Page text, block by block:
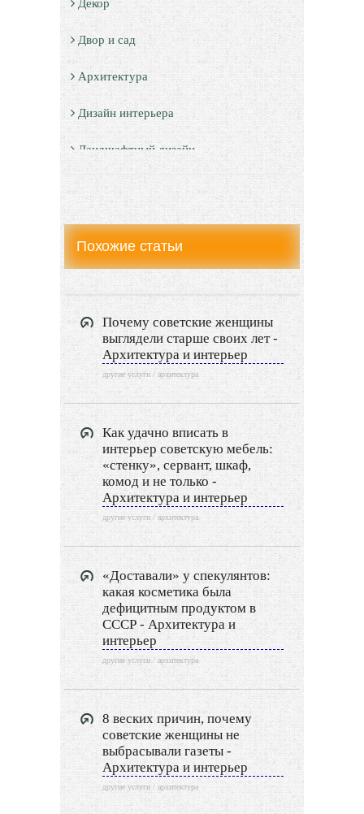
Декор
Двор и сад
Архитектура
Дизайн интерьера
Ландшафтный дизайн
LIMITED EDITION
Видео новости
Дизайн разное
Другие услуги
Похожие статьи
Почему советские женщины
выглядели старше своих лет -
Архитектура и интерьер
другие услуги / архитектура
Как удачно вписать в
интерьер советскую мебель:
«стенку», сервант, шкаф,
комод и не только -
Архитектура и интерьер
другие услуги / архитектура
«Доставали» у спекулянтов:
какая косметика была
дефицитным продуктом в
СССР - Архитектура и
интерьер
другие услуги / архитектура
8 веских причин, почему
советские женщины не
выбрасывали газеты -
Архитектура и интерьер
другие услуги / архитектура